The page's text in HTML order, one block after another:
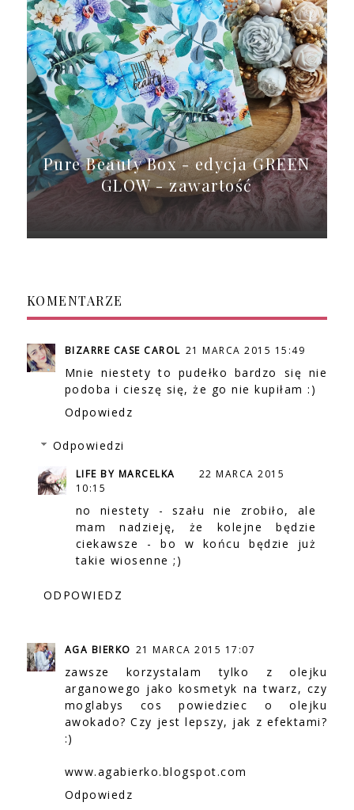
Pure Beauty Box - edycja GREEN
GLOW - zawartość
KOMENTARZE
BIZARRE CASE CAROL 21 MARCA 2015 15:49
Mnie niestety to pudełko bardzo się nie
podoba i cieszę się, że go nie kupiłam :)
Odpowiedz
Odpowiedzi
LIFE BY MARCELKA
22 MARCA 2015
10:15
no niestety - szału nie zrobiło, ale
mam nadzieję, że kolejne będzie
ciekawsze - bo w końcu będzie już
takie wiosenne ;)
ODPOWIEDZ
AGA BIERKO 21 MARCA 2015 17:07
zawsze korzystalam tylko z olejku
arganowego jako kosmetyk na twarz, czy
moglabys cos powiedziec o olejku
awokado? Czy jest lepszy, jak z efektami?
:)
www.agabierko.blogspot.com
Odpowiedz